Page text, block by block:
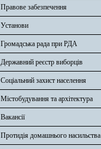
Правове забезпечення
Установи
Громадська рада при РДА
Державний реєстр виборців
Соціальний захист населення
Містобудування та архітектура
Вакансії
Протидія домашнього насильства